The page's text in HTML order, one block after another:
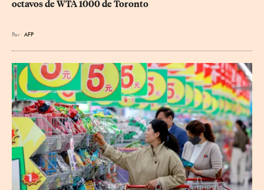
octavos de WTA 1000 de Toronto
Por AFP